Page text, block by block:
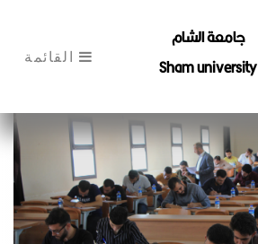
جامعة الشام
Sham university
القائمة